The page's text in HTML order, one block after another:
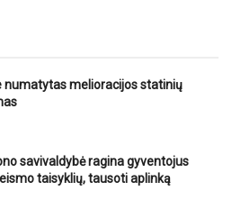
numatytas melioracijos statinių
savivaldybė ragina gyventojus
taisyklių, tausoti aplinką